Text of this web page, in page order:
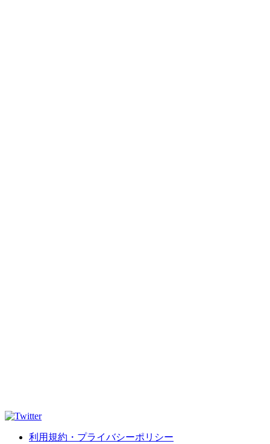
利用規約・プライバシーポリシー